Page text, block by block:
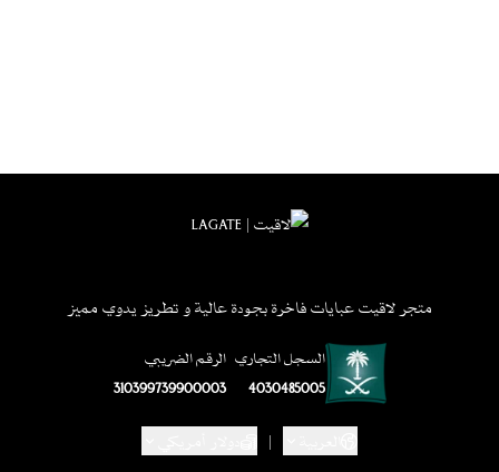
متجر لاقيت عبايات فاخرة بجودة عالية و تطريز يدوي مميز
السجل التجاري
4030485005
الرقم الضريبي
310399739900003
|